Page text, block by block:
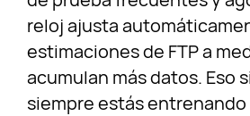
reloj ajusta
estimaciones de FTP a
acumulan más datos. Eso
siempre estás entrenando